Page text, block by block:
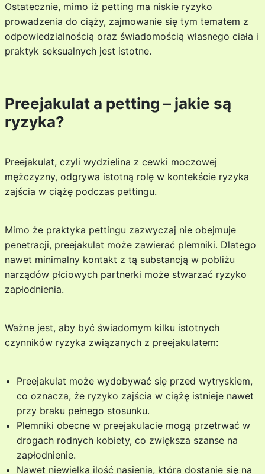
Ostatecznie, mimo iż petting ma niskie ryzyko
prowadzenia do ciąży, zajmowanie się tym tematem z
odpowiedzialnością oraz świadomością własnego ciała i
praktyk seksualnych jest istotne.
Preejakulat a petting – jakie są
ryzyka?
Preejakulat, czyli wydzielina z cewki moczowej
mężczyzny, odgrywa istotną rolę w kontekście ryzyka
zajścia w ciążę podczas pettingu.
Mimo że praktyka pettingu zazwyczaj nie obejmuje
penetracji, preejakulat może zawierać plemniki. Dlatego
nawet minimalny kontakt z tą substancją w pobliżu
narządów płciowych partnerki może stwarzać ryzyko
zapłodnienia.
Ważne jest, aby być świadomym kilku istotnych
czynników ryzyka związanych z preejakulatem:
Preejakulat może wydobywać się przed wytryskiem,
co oznacza, że ryzyko zajścia w ciążę istnieje nawet
przy braku pełnego stosunku.
Plemniki obecne w preejakulacie mogą przetrwać w
drogach rodnych kobiety, co zwiększa szanse na
zapłodnienie.
Nawet niewielka ilość nasienia, która dostanie się na